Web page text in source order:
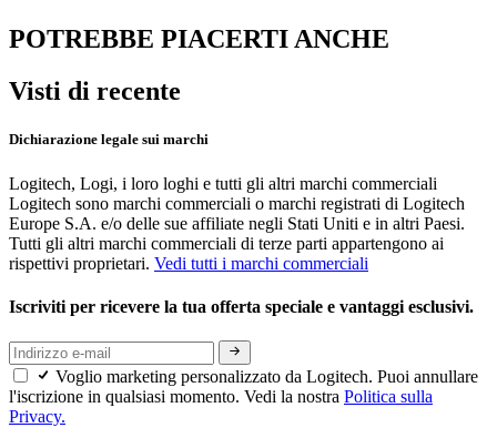
POTREBBE PIACERTI ANCHE
Visti di recente
Dichiarazione legale sui marchi
Logitech, Logi, i loro loghi e tutti gli altri marchi commerciali
Logitech sono marchi commerciali o marchi registrati di Logitech
Europe S.A. e/o delle sue affiliate negli Stati Uniti e in altri Paesi.
Tutti gli altri marchi commerciali di terze parti appartengono ai
rispettivi proprietari. Vedi tutti i marchi commerciali
Iscriviti per ricevere la tua offerta speciale e vantaggi esclusivi.
Voglio marketing personalizzato da Logitech. Puoi annullare
l'iscrizione in qualsiasi momento. Vedi la nostra Politica sulla
Privacy.